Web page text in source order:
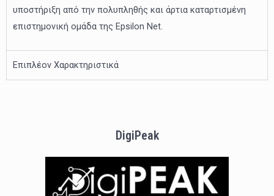
υποστήριξη από την πολυπληθής και άρτια καταρτισμένη
επιστημονική ομάδα της Epsilon Net.
Επιπλέον Χαρακτηριστικά
DigiPeak